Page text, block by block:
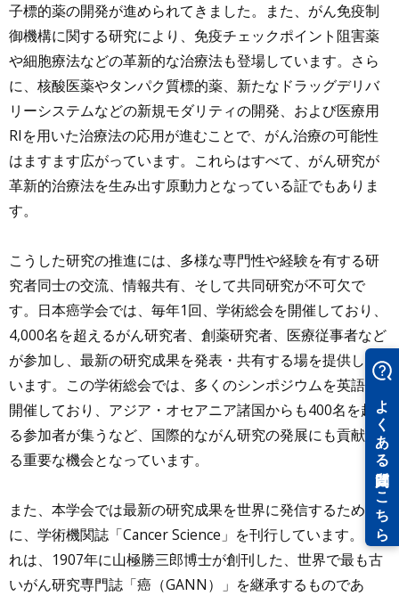
子標的薬の開発が進められてきました。また、がん免疫制
御機構に関する研究により、免疫チェックポイント阻害薬
や細胞療法などの革新的な治療法も登場しています。さら
に、核酸医薬やタンパク質標的薬、新たなドラッグデリバ
リーシステムなどの新規モダリティの開発、および医療用
RIを用いた治療法の応用が進むことで、がん治療の可能性
はますます広がっています。これらはすべて、がん研究が
革新的治療法を生み出す原動力となっている証でもありま
す。
こうした研究の推進には、多様な専門性や経験を有する研
究者同士の交流、情報共有、そして共同研究が不可欠で
す。日本癌学会では、毎年1回、学術総会を開催しており、
4,000名を超えるがん研究者、創薬研究者、医療従事者など
が参加し、最新の研究成果を発表・共有する場を提供して
います。この学術総会では、多くのシンポジウムを英語で
開催しており、アジア・オセアニア諸国からも400名を超え
る参加者が集うなど、国際的ながん研究の発展にも貢献す
る重要な機会となっています。
また、本学会では最新の研究成果を世界に発信するため
に、学術機関誌「Cancer Science」を刊行しています。こ
れは、1907年に山極勝三郎博士が創刊した、世界で最も古
いがん研究専門誌「癌（GANN）」を継承するものであ